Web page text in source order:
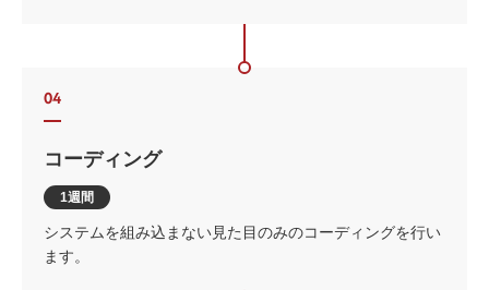
04
コーディング
1週間
システムを組み込まない見た目のみのコーディングを行い
ます。